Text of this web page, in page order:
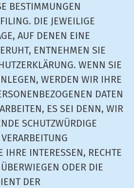
BESTIMMUNGEN
DIE JEWEILIGE
AUF DENEN EINE
ENTNEHMEN SIE
WENN SIE
WERDEN WIR IHRE
DATEN
ES SEI DENN, WIR
SCHUTZWÜRDIGE
IHRE INTERESSEN, RECHTE
ODER DIE
DER